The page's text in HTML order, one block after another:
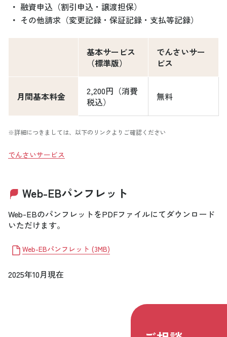
・ 融資申込（割引申込・譲渡担保）
・ その他請求（変更記録・保証記録・支払等記録）
基本サービス
（標準版）
でんさいサー
ビス
月間基本料金
2,200円（消費
税込）
無料
※詳細につきましては、以下のリンクよりご確認ください
でんさいサービス
Web-EBパンフレット
Web-EBのパンフレットをPDFファイルにてダウンロード
いただけます。
Web-EBパンフレット (3MB)
2025年10月現在